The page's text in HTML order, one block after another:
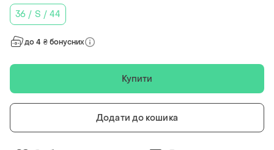
36 / S / 44
до 4 ₴ бонусних
Купити
Додати до кошика